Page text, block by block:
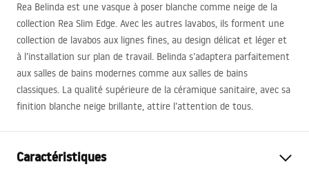
Rea Belinda est une vasque à poser blanche comme neige de la
collection Rea Slim Edge. Avec les autres lavabos, ils forment une
collection de lavabos aux lignes fines, au design délicat et léger et
à l’installation sur plan de travail. Belinda s’adaptera parfaitement
aux salles de bains modernes comme aux salles de bains
classiques. La qualité supérieure de la céramique sanitaire, avec sa
finition blanche neige brillante, attire l’attention de tous.
Caractéristiques